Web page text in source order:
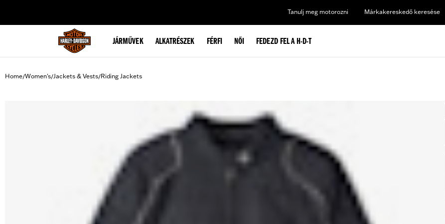
Tanulj meg motorozni Márkakereskedő keresése
JÁRMŰVEK ALKATRÉSZEK FÉRFI NŐI FEDEZD FEL A H-D-T
Home/Women's/Jackets & Vests/Riding Jackets